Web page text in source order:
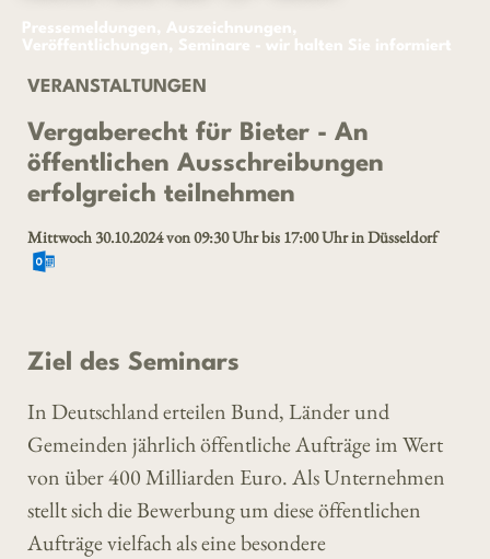
Pressemeldungen, Auszeichnungen,
Veröffentlichungen, Seminare - wir halten Sie informiert
VERANSTALTUNGEN
Vergaberecht für Bieter - An
öffentlichen Ausschreibungen
erfolgreich teilnehmen
Mittwoch 30.10.2024 von 09:30 Uhr bis 17:00 Uhr in Düsseldorf
Ziel des Seminars
In Deutschland erteilen Bund, Länder und
Gemeinden jährlich öffentliche Aufträge im Wert
von über 400 Milliarden Euro. Als Unternehmen
stellt sich die Bewerbung um diese öffentlichen
Aufträge vielfach als eine besondere